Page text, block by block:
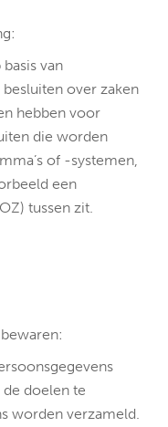
van
over zaken
hebben voor
die worden
of -systemen,
een
tussen zit.
doelen te
worden verzameld.